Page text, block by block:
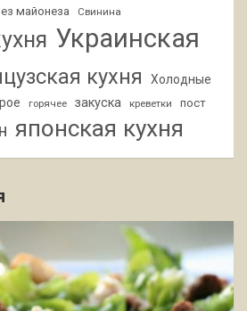
майонеза Свинина
Украинская
кухня
Холодные
горячее закуска креветки пост
японская кухня